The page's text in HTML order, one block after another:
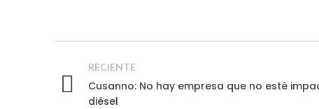
RECIENTE
Cusanno: No hay empresa que no esté
diésel